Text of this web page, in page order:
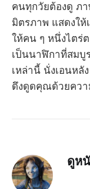
คนทุกวัยต้องดู ภ
มิตรภาพ แสดงใ
ให้คน ๆ หนึ่งไตร่
เป็นนาฬิกาที่สมบู
เหล่านี้ นั่งเอนหลั
ดึงดูดคุณด้วยควา
ดูห